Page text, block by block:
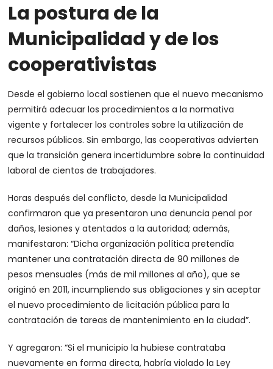
La postura de la
Municipalidad y de los
cooperativistas
Desde el gobierno local sostienen que el nuevo mecanismo
permitirá adecuar los procedimientos a la normativa
vigente y fortalecer los controles sobre la utilización de
recursos públicos. Sin embargo, las cooperativas advierten
que la transición genera incertidumbre sobre la continuidad
laboral de cientos de trabajadores.
Horas después del conflicto, desde la Municipalidad
confirmaron que ya presentaron una denuncia penal por
daños, lesiones y atentados a la autoridad; además,
manifestaron: “Dicha organización política pretendía
mantener una contratación directa de 90 millones de
pesos mensuales (más de mil millones al año), que se
originó en 2011, incumpliendo sus obligaciones y sin aceptar
el nuevo procedimiento de licitación pública para la
contratación de tareas de mantenimiento en la ciudad”.
Y agregaron: “Si el municipio la hubiese contrataba
nuevamente en forma directa, habría violado la Ley